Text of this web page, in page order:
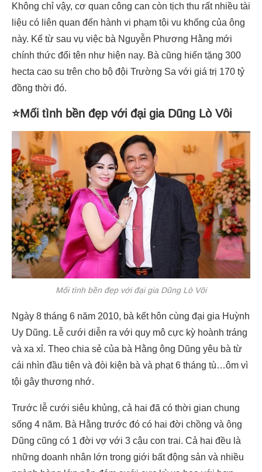
Không chỉ vậy, cơ quan công can còn tịch thu rất nhiều tài
liệu có liên quan đến hành vi phạm tội vu khống của ông
này. Kể từ sau vụ việc bà Nguyễn Phương Hằng mới
chính thức đổi tên như hiện nay. Bà cũng hiến tặng 300
hecta cao su trên cho bộ đội Trường Sa với giá trị 170 tỷ
đồng thời đó.
⭐Mối tình bền đẹp với đại gia Dũng Lò Vôi
Mối tình bền đẹp với đại gia Dũng Lò Vôi
Ngày 8 tháng 6 năm 2010, bà kết hôn cùng đại gia Huỳnh
Uy Dũng. Lễ cưới diễn ra với quy mô cực kỳ hoành tráng
và xa xỉ. Theo chia sẻ của bà Hằng ông Dũng yêu bà từ
cái nhìn đầu tiên và đòi kiện bà và phạt 6 tháng tù…ôm vì
tội gây thương nhớ.
Trước lễ cưới siêu khủng, cả hai đã có thời gian chung
sống 4 năm. Bà Hằng trước đó có hai đời chồng và ông
Dũng cũng có 1 đời vợ với 3 cậu con trai. Cả hai đều là
những doanh nhân lớn trong giới bất động sản và nhiều